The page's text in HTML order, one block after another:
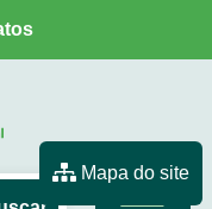
Mapa do site